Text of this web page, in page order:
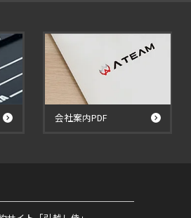
会社案内PDF